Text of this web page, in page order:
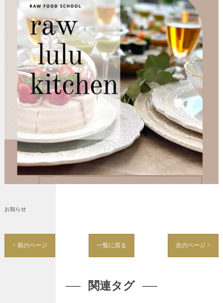
お知らせ
< 前のページ 一覧に戻る 次のページ >
関連タグ